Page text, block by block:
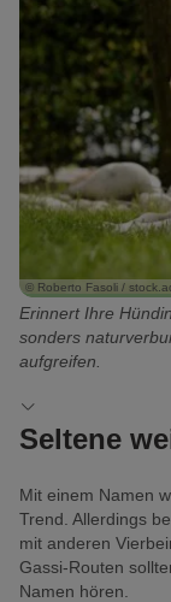
© Roberto Fasoli /
Erinnert Ihre
sonders
aufgreifen.
Seltene
Mit einem Namen
Trend. Allerdings
mit anderen
Gassi-Routen
Namen hören.